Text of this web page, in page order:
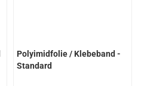
Polyimidfolie / Klebeband -
Standard